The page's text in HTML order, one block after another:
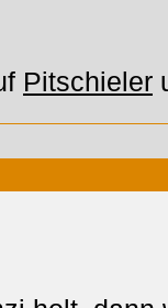
Pitschieler